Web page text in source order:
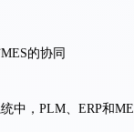
的协同
中，PLM、ERP和